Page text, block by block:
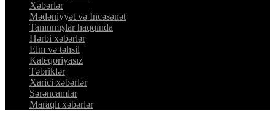
Xəbərlər
Mədəniyyət və İncəsənət
Tanınmışlar haqqında
Hərbi xəbərlər
Elm və təhsil
Kateqoriyasız
Təbriklər
Xarici xəbərlər
Sərəncamlar
Maraqlı xəbərlər